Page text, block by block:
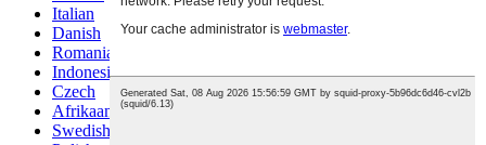
Italian
Danish
Romanian
Indonesian
Czech
Afrikaans
Swedish